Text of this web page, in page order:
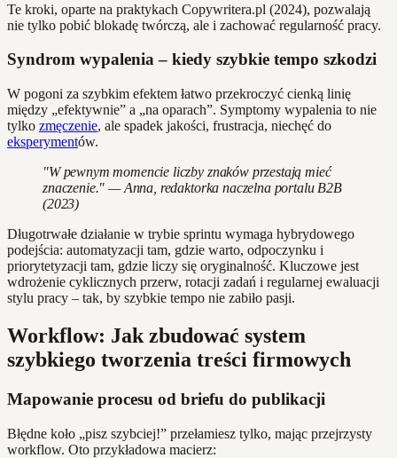
Te kroki, oparte na praktykach Copywritera.pl (2024), pozwalają
nie tylko pobić blokadę twórczą, ale i zachować regularność pracy.
Syndrom wypalenia – kiedy szybkie tempo szkodzi
W pogoni za szybkim efektem łatwo przekroczyć cienką linię
między „efektywnie” a „na oparach”. Symptomy wypalenia to nie
tylko zmęczenie, ale spadek jakości, frustracja, niechęć do
eksperymentów.
"W pewnym momencie liczby znaków przestają mieć
znaczenie." — Anna, redaktorka naczelna portalu B2B
(2023)
Długotrwałe działanie w trybie sprintu wymaga hybrydowego
podejścia: automatyzacji tam, gdzie warto, odpoczynku i
priorytetyzacji tam, gdzie liczy się oryginalność. Kluczowe jest
wdrożenie cyklicznych przerw, rotacji zadań i regularnej ewaluacji
stylu pracy – tak, by szybkie tempo nie zabiło pasji.
Workflow: Jak zbudować system
szybkiego tworzenia treści firmowych
Mapowanie procesu od briefu do publikacji
Błędne koło „pisz szybciej!” przełamiesz tylko, mając przejrzysty
workflow. Oto przykładowa macierz: